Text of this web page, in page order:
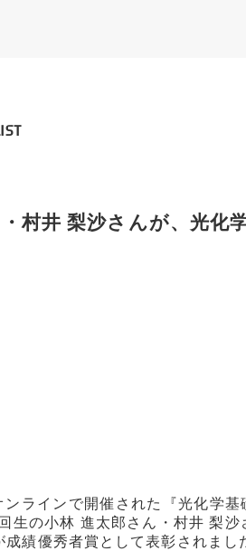
村井 梨沙さんが、光化
ンラインで開催された『光化学基
回生の小林 進太郎さん・村井 梨
績優秀者賞として表彰されまし